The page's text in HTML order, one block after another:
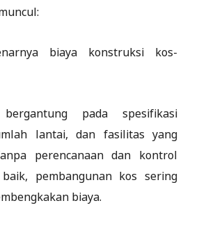
biaya konstruksi kos-
bergantung pada spesifikasi
lantai, dan fasilitas yang
perencanaan dan kontrol
pembangunan kos sering
biaya.